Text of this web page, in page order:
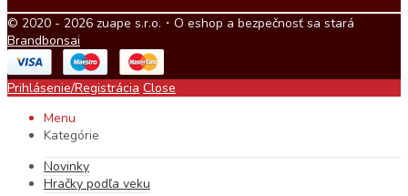
© 2020 - 2026 zuape s.r.o.・O eshop a bezpečnosť sa stará
Brandbonsai
Prihlásenie/Registrácia Close
Menu
Kategórie
Novinky
Hračky podľa veku